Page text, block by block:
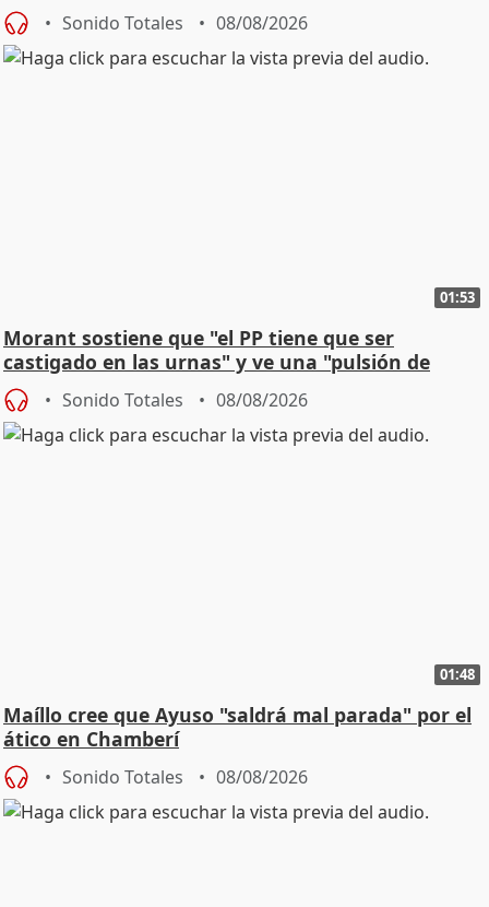
Sonido Totales 08/08/2026
01:53
Morant sostiene que "el PP tiene que ser
castigado en las urnas" y ve una "pulsión de
cambio"
Sonido Totales 08/08/2026
01:48
Maíllo cree que Ayuso "saldrá mal parada" por el
ático en Chamberí
Sonido Totales 08/08/2026